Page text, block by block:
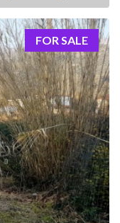
FOR SALE